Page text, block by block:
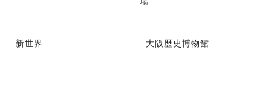
新世界 大阪歴史博物館